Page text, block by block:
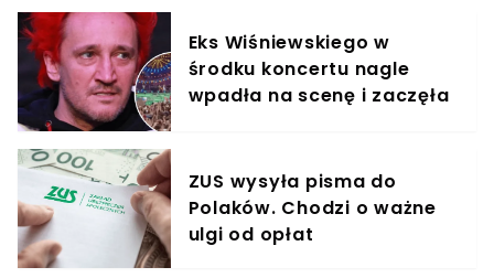
Eks Wiśniewskiego w
środku koncertu nagle
wpadła na scenę i zaczęła
ZUS wysyła pisma do
Polaków. Chodzi o ważne
ulgi od opłat